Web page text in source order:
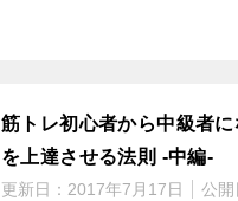
筋トレ初心者から中級者
を上達させる法則 -中編-
更新日： 2017年7月17日 公開